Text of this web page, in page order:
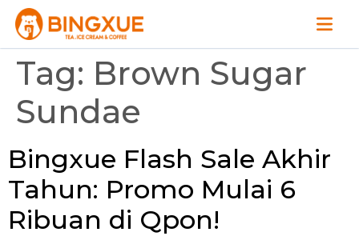
Tag: Brown Sugar
Sundae
Bingxue Flash Sale Akhir
Tahun: Promo Mulai 6
Ribuan di Qpon!